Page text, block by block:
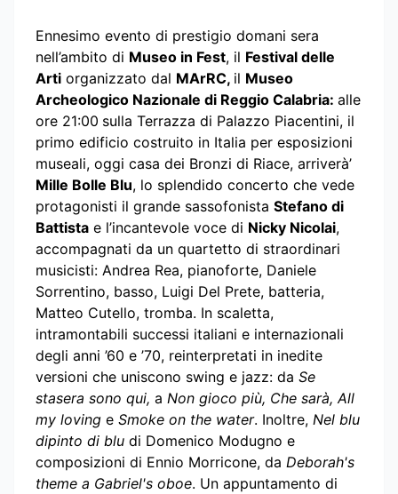
Ennesimo evento di prestigio domani sera
nell’ambito di Museo in Fest, il Festival delle
Arti organizzato dal MArRC, il Museo
Archeologico Nazionale di Reggio Calabria: alle
ore 21:00 sulla Terrazza di Palazzo Piacentini, il
primo edificio costruito in Italia per esposizioni
museali, oggi casa dei Bronzi di Riace, arriverà’
Mille Bolle Blu, lo splendido concerto che vede
protagonisti il grande sassofonista Stefano di
Battista e l’incantevole voce di Nicky Nicolai,
accompagnati da un quartetto di straordinari
musicisti: Andrea Rea, pianoforte, Daniele
Sorrentino, basso, Luigi Del Prete, batteria,
Matteo Cutello, tromba. In scaletta,
intramontabili successi italiani e internazionali
degli anni ’60 e ’70, reinterpretati in inedite
versioni che uniscono swing e jazz: da Se
stasera sono qui, a Non gioco più, Che sarà, All
my loving e Smoke on the water. Inoltre, Nel blu
dipinto di blu di Domenico Modugno e
composizioni di Ennio Morricone, da Deborah's
theme a Gabriel's oboe. Un appuntamento di